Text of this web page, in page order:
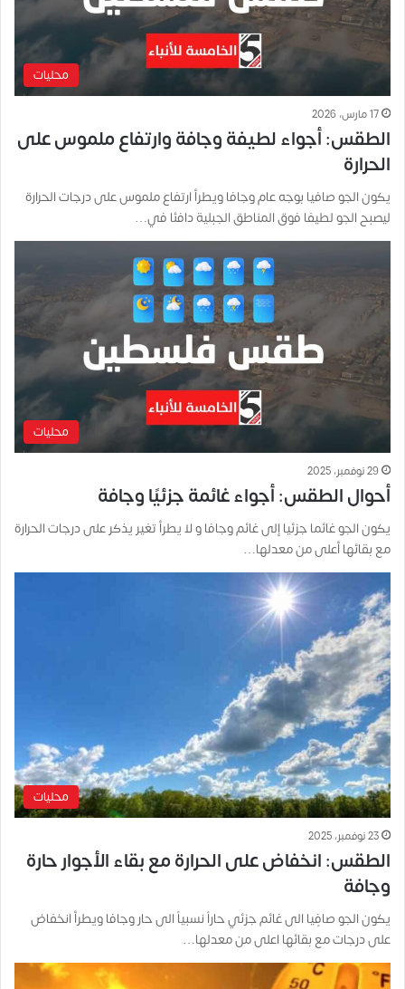
محليات
17 مارس، 2026
الطقس: أجواء لطيفة وجافة وارتفاع ملموس على
الحرارة
يكون الجو صافيا بوجه عام وجافا ويطرأ ارتفاع ملموس على درجات الحرارة
ليصبح الجو لطيفا فوق المناطق الجبلية دافئا في…
محليات
29 نوفمبر، 2025
أحوال الطقس: أجواء غائمة جزئيًا وجافة
يكون الجو غائما جزئيا إلى غائم وجافا و لا يطرأ تغير يذكر على درجات الحرارة
مع بقائها أعلى من معدلها…
محليات
23 نوفمبر، 2025
الطقس: انخفاض على الحرارة مع بقاء الأجوار حارة
وجافة
يكون الجو صافٍيا الى غائم جزئي حاراً نسبياً الى حار وجافا ويطرأ انخفاض
على درجات مع بقائها اعلى من معدلها…